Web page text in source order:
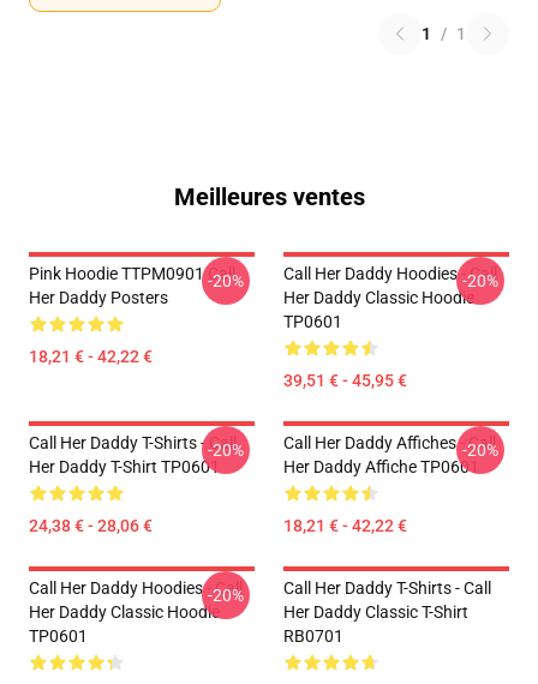
1 / 1
Meilleures ventes
Pink Hoodie TTPM0901 Call
Her Daddy Posters
18,21 € - 42,22 €
-20%
Call Her Daddy Hoodies - Call
Her Daddy Classic Hoodie
TP0601
39,51 € - 45,95 €
-20%
Call Her Daddy T-Shirts - Call
Her Daddy T-Shirt TP0601
24,38 € - 28,06 €
-20%
Call Her Daddy Affiches - Call
Her Daddy Affiche TP0601
18,21 € - 42,22 €
-20%
Call Her Daddy Hoodies - Call
Her Daddy Classic Hoodie
TP0601
-20%
Call Her Daddy T-Shirts - Call
Her Daddy Classic T-Shirt
RB0701